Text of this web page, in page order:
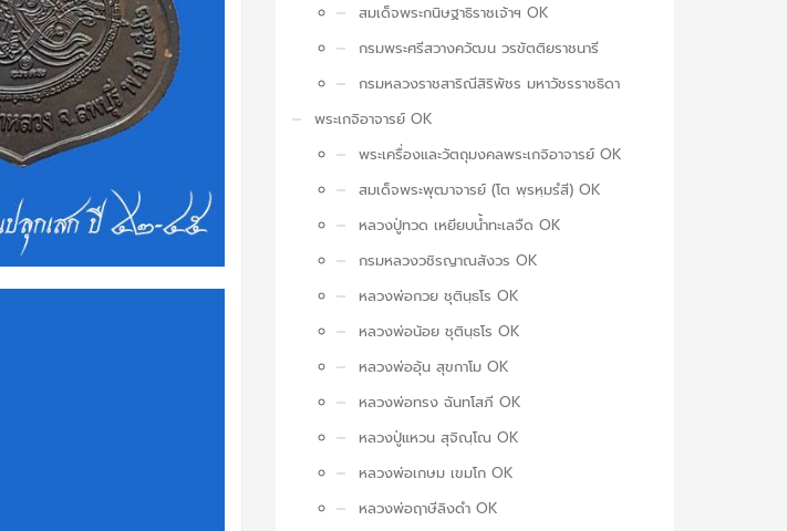
สมเด็จพระกนิษฐาธิราชเจ้าฯ OK
กรมพระศรีสวางควัฒน วรขัตติยราชนารี
กรมหลวงราชสาริณีสิริพัชร มหาวัชรราชธิดา
พระเกจิอาจารย์ OK
พระเครื่องและวัตถุมงคลพระเกจิอาจารย์ OK
สมเด็จพระพุฒาจารย์ (โต พฺรหฺมรํสี) OK
หลวงปู่ทวด เหยียบน้ำทะเลจืด OK
กรมหลวงวชิรญาณสังวร OK
หลวงพ่อกวย ชุตินฺธโร OK
หลวงพ่อน้อย ชุตินฺธโร OK
หลวงพ่ออุ้น สุขกาโม OK
หลวงพ่อทรง ฉันทโสภี OK
หลวงปู่แหวน สุจิณฺโณ OK
หลวงพ่อเกษม เขมโก OK
หลวงพ่อฤาษีลิงดำ OK